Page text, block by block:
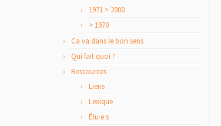
1971 > 2000
> 1970
Ca va dans le bon sens
Qui fait quoi ?
Ressources
Liens
Lexique
Élu·e·s